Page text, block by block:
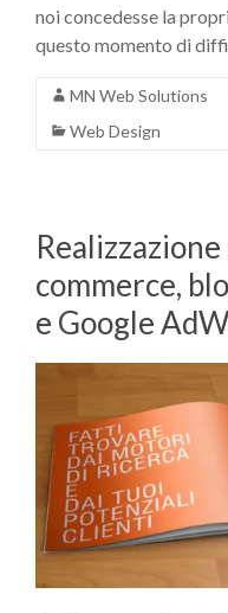
noi concedesse la
questo momento di
MN Web Solutions
Web Design
commerce,
e Google